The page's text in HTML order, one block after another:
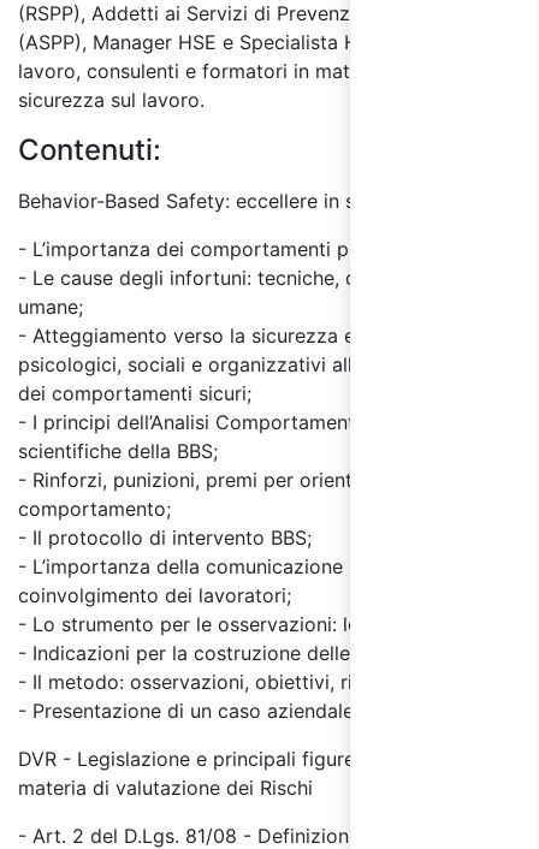
(RSPP), Addetti ai Servizi di Prevenzione e Protezione
(ASPP), Manager HSE e Specialista HSE, Datori di
lavoro, consulenti e formatori in materia di salute e
sicurezza sul lavoro.
Contenuti:
Behavior-Based Safety: eccellere in sicurezza
- L’importanza dei comportamenti per la sicurezza;
- Le cause degli infortuni: tecniche, organizzative e
umane;
- Atteggiamento verso la sicurezza e ostacoli
psicologici, sociali e organizzativi alla diffusione
dei comportamenti sicuri;
- I principi dell’Analisi Comportamentale: le basi
scientifiche della BBS;
- Rinforzi, punizioni, premi per orientare il
comportamento;
- Il protocollo di intervento BBS;
- L’importanza della comunicazione e del
coinvolgimento dei lavoratori;
- Lo strumento per le osservazioni: le check list;
- Indicazioni per la costruzione delle check list;
- Il metodo: osservazioni, obiettivi, riunioni;
- Presentazione di un caso aziendale.
DVR - Legislazione e principali figure della sicurezza in
materia di valutazione dei Rischi
- Art. 2 del D.Lgs. 81/08 - Definizioni